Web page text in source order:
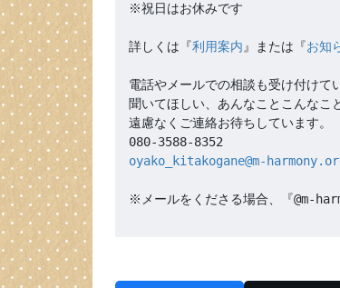
※祝日はお休みです
詳しくは『利用案内』または『お知
電話やメールでの相談も受け付けて
聞いてほしい、あんなことこんなこ
遠慮なくご連絡お待ちしています。
oyako_kitakogane@m-
※メールをくださる場合、『@m-